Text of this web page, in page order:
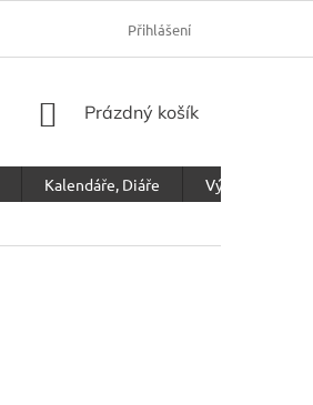
Přihlášení
NÁKUPNÍ
Prázdný košík
Kalendáře, Diáře
Výprodej